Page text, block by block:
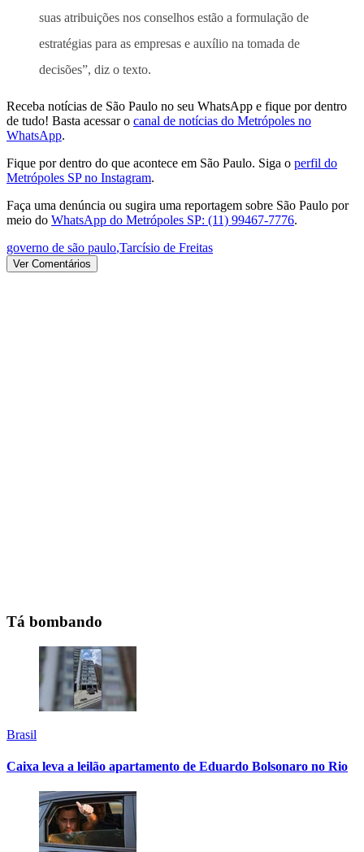
suas atribuições nos conselhos estão a formulação de
estratégias para as empresas e auxílio na tomada de
decisões”, diz o texto.
Receba notícias de São Paulo no seu WhatsApp e fique por dentro
de tudo! Basta acessar o canal de notícias do Metrópoles no
WhatsApp.
Fique por dentro do que acontece em São Paulo. Siga o perfil do
Metrópoles SP no Instagram.
Faça uma denúncia ou sugira uma reportagem sobre São Paulo por
meio do WhatsApp do Metrópoles SP: (11) 99467-7776.
governo de são paulo,Tarcísio de Freitas
Ver Comentários
Tá bombando
Brasil
Caixa leva a leilão apartamento de Eduardo Bolsonaro no Rio